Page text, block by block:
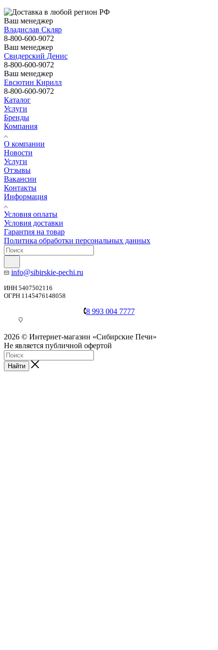
Ваш менеджер
Владислав Скляр
8-800-600-9072
Ваш менеджер
Свидерский Денис
8-800-600-9072
Ваш менеджер
Евсютин Кирилл
8-800-600-9072
Каталог
Услуги
Бренды
Компания
О компании
Новости
Услуги
Отзывы
Вакансии
Контакты
Информация
Условия оплаты
Условия доставки
Гарантия на товар
Политика обработки персональных данных
info@sibirskie-pechi.ru
ИНН 5407502116
ОГРН 1145476148058
8 993 004 7777
Пункт выдачи: Иркутск, ул. Генерала Доватора, 21А
2026 © Интернет-магазин «Сибирские Печи»
Не является публичной офертой
Найти